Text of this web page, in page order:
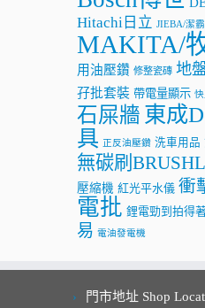
Hitachi日立 JIEBA/潔
MAKITA/
用油壓鑽 修整瓷磚 地
孖批套裝 帶電量顯示 快
石屎牆 東成
具 正反油壓鑽 洗車用品
無碳刷
壓縮機 紅光平水儀 衝
電批 鋰電勁到拍得
易 電油發電機
門市地址 Shop